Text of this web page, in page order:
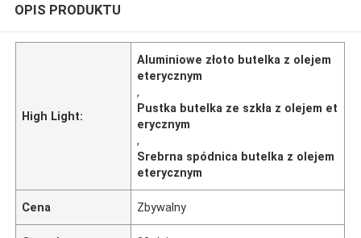
OPIS PRODUKTU
High Light:
Aluminiowe złoto butelka z olejem
eterycznym
,
Pustka butelka ze szkła z olejem et
erycznym
,
Srebrna spódnica butelka z olejem
eterycznym
Cena Zbywalny